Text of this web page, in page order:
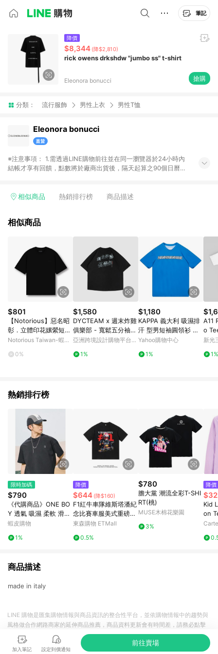
筆記
降價
$8,344 (降$2,810)
rick owens drkshdw "jumbo ss" t-shirt
Eleonora bonucci 搶購
分類： 流行服飾 男性上衣 男性T恤
Eleonora bonucci
※注意事項： 1.需透過LINE購物前往並在同一瀏覽器於24小時內
結帳才享有回饋，點數將於廠商出貨後，隔天起算之90個日曆天
差異。 4.若於商家App下單，不符合LINE購物導購資格。
相似商品 熱銷排行榜 商品描述
相似商品
$801
【Notorious】惡名昭
彰．立體印花嫘縈短袖
T 機能服飾 館長服飾
正品
Notorious Taiwan-蝦皮
0%
$1,580
DYCTEAM x 週末炸雞
俱樂部 - 寬鬆五分袖短
TEE
亞洲跨境設計購物平台
1%
$1,180
KAPPA 義大利 吸濕排
汗 型男短袖圓領衫 義
大利藍 351W7XWX7F
Yahoo購物中心
1%
A11
o
新光
1%
熱銷排行榜
限時加碼
$790
《代購商品》ONE BO
Y 透氣 吸濕 柔軟 滑順
祕魯棉 冰棉T恤
蝦皮購物
1%
降價
$644 (降$160)
F1紅牛車隊維斯塔潘紀
念比賽車服美式重磅純
棉短袖T恤男裝夏寬松
東森購物 ETMall
0.5%
$780
膽大黨 潮流全彩T-SHI
RT(桃)
MUSE木棉花樂園
3%
降價
Kid
on
商品描述
made in italy
加入筆記 設定到價通知
前往賣場
LINE 購物是匯集購物情報與商品資訊的整合性平台，並依購物情報中的趨勢與
風格做合作網路商家的延伸商品推薦，商品資料更新會有時間差，請務必點擊
商品至各合作網路商家，確認現售價與購物條件，一切資訊以合作廠商網頁為
準。